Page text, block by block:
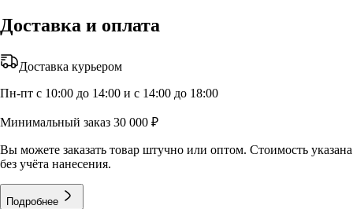
Доставка и оплата
Доставка курьером
Пн-пт с 10:00 до 14:00 и с 14:00 до 18:00
Минимальный заказ 30 000 ₽
Вы можете заказать товар штучно или оптом. Стоимость указана
без учёта нанесения.
Подробнее